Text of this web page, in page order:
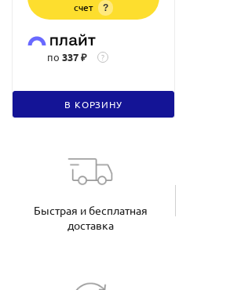
счет
?
по 337 ₽ ?
В КОРЗИНУ
Быстрая и бесплатная
доставка